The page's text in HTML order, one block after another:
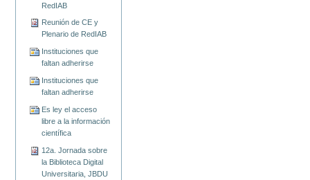
RedIAB
Reunión de CE y
Plenario de RedIAB
Instituciones que
faltan adherirse
Instituciones que
faltan adherirse
Es ley el acceso
libre a la información
científica
12a. Jornada sobre
la Biblioteca Digital
Universitaria, JBDU